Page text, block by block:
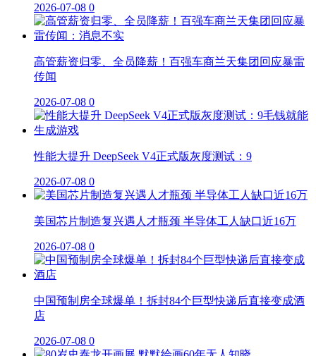
2026-07-08 0
高管薪资归零、全员降薪！百强车商兰天集团回应暴雷
传闻
2026-07-08 0
性能大提升 DeepSeek V4正式版灰度测试：9
2026-07-08 0
美国芯片制造复兴遇人才瓶颈 半导体工人缺口近16万
2026-07-08 0
中国预制房全球爆单！拆封84个巨型快递后直接变成酒
店
2026-07-08 0